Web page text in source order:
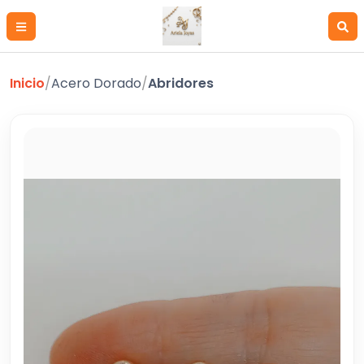
Inicio/Acero Dorado/Abridores